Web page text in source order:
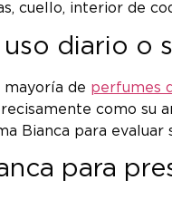
cuello, interior de
diario o
mayoría de perfumes
como
Bianca para evaluar
para